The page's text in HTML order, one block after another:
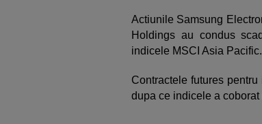
Actiunile Samsung
Holdings au condus
indicele MSCI Asia Pacific.
Contractele futures
dupa ce indicele a coborat